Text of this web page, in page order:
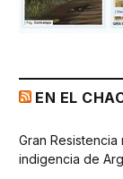
EN EL
Gran
indigencia de